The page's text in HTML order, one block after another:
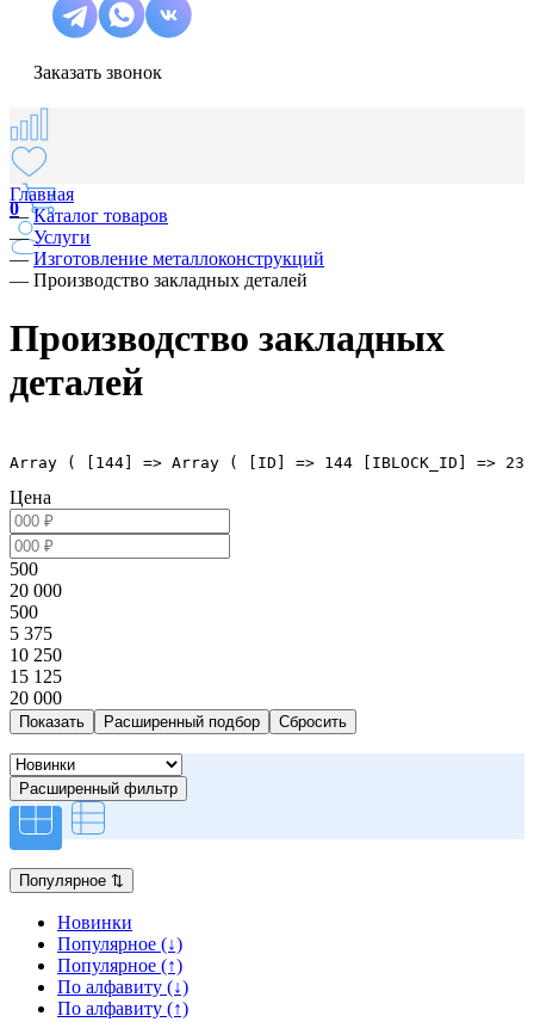
Заказать звонок
0
Главная
—Каталог товаров
—Услуги
—Изготовление металлоконструкций
— Производство закладных деталей
Производство закладных
деталей
Array ( [144] => Array ( [ID] => 144 [IBLOCK_ID] => 23
Цена
500
20 000
500
5 375
10 250
15 125
20 000
Расширенный подбор
Расширенный фильтр
Популярное ⇅
Новинки
Популярное (↓)
Популярное (↑)
По алфавиту (↓)
По алфавиту (↑)